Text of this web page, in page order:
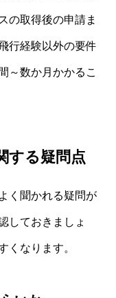
の取得後の申請ま
行経験以外の要件
～数か月かかるこ
する疑問点
く聞かれる疑問が
しておきましょ
くなります。